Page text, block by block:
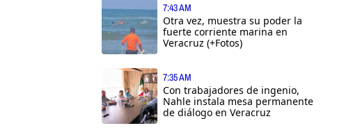
7:43 AM
Otra vez, muestra su poder la
fuerte corriente marina en
Veracruz (+Fotos)
7:35 AM
Con trabajadores de ingenio,
Nahle instala mesa permanente
de diálogo en Veracruz